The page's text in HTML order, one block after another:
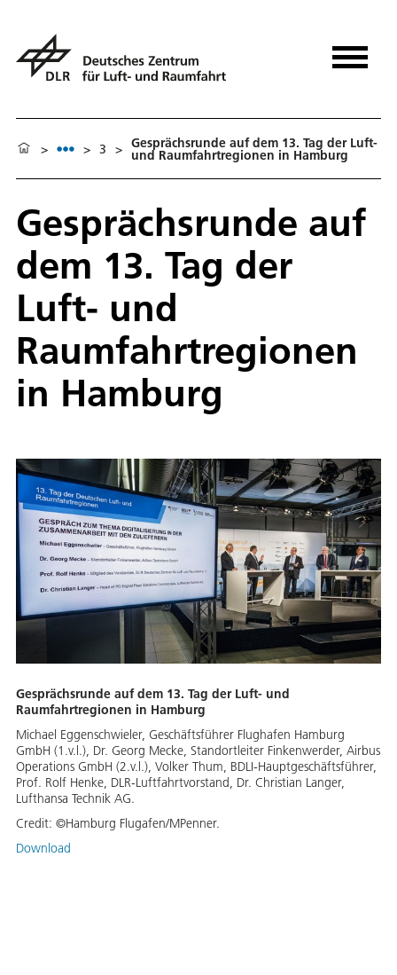
> > 3 > Gesprächsrunde auf dem 13. Tag der Luft-
und Raumfahrtregionen in Hamburg
Gesprächsrunde auf
dem 13. Tag der
Luft- und
Raumfahrtregionen
in Hamburg
Gesprächsrunde auf dem 13. Tag der Luft- und
Raumfahrtregionen in Hamburg
Michael Eggenschwieler, Geschäftsführer Flughafen Hamburg
GmbH (1.v.l.), Dr. Georg Mecke, Standortleiter Finkenwerder, Airbus
Operations GmbH (2.v.l.), Volker Thum, BDLI-Hauptgeschäftsführer,
Prof. Rolf Henke, DLR-Luftfahrtvorstand, Dr. Christian Langer,
Lufthansa Technik AG.
Credit: ©Hamburg Flugafen/MPenner.
Download